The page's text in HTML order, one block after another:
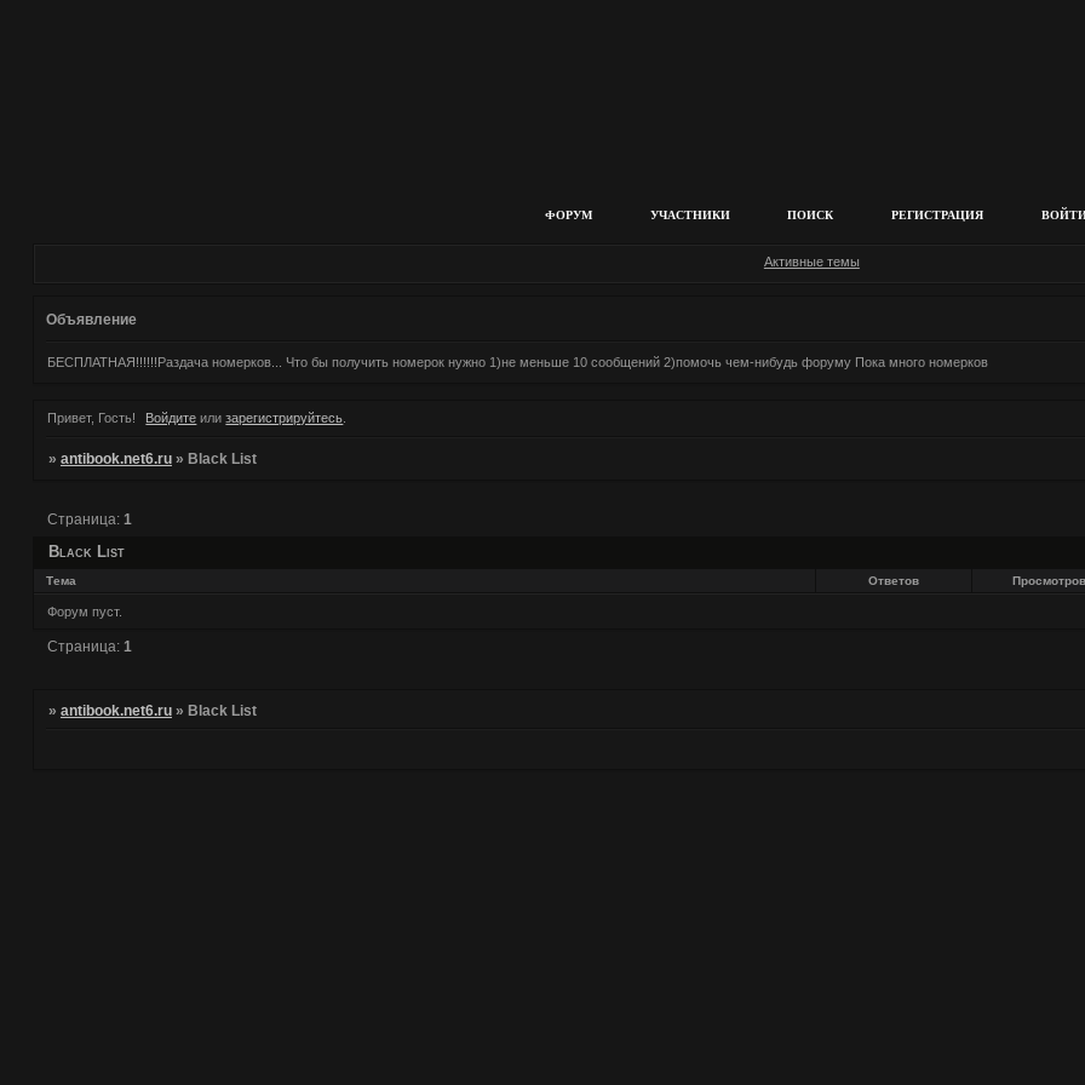
ФОРУМ УЧАСТНИКИ ПОИСК РЕГИСТРАЦИЯ
Активные темы
Объявление
БЕСПЛАТНАЯ!!!!!!Раздача номерков... Что бы получить номерок нужно 1)не меньше 10 сообщений 2)помочь чем-нибудь форуму Пока много номерков
Привет, Гость! Войдите илизарегистрируйтесь
» antibook.net6.ru » Black List
Black List
Страница: 1
Тема Ответов Просмотров
Форум пуст.
Страница: 1
» antibook.net6.ru » Black List